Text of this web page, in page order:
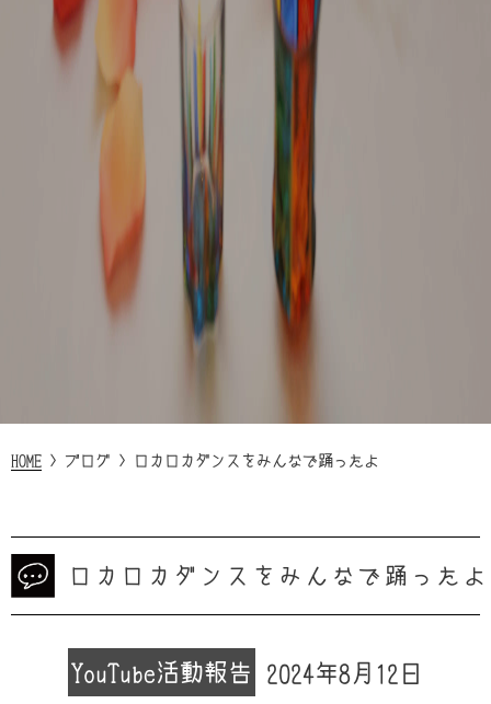
HOME > ブログ > ロカロカダンスをみんなで踊ったよ
ロカロカダンスをみんなで踊ったよ
YouTube活動報告 2024年8月12日